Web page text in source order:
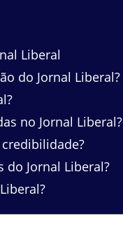
Liberal
do Jornal Liberal?
no Jornal Liberal?
do Jornal Liberal?